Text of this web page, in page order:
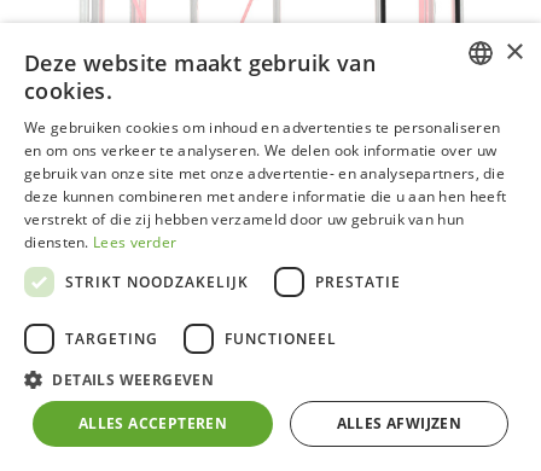
Inzethor zwart
Zorgt ervoor dat jouw serre steeds voldoende verlucht
GERMAN
FRENCH
×
Deze website maakt gebruik van
cookies.
We gebruiken cookies om inhoud en advertenties te personaliseren
en om ons verkeer te analyseren. We delen ook informatie over uw
gebruik van onze site met onze advertentie- en analysepartners, die
deze kunnen combineren met andere informatie die u aan hen heeft
verstrekt of die zij hebben verzameld door uw gebruik van hun
diensten. Lees verder
STRIKT NOODZAKELIJK
PRESTATIE
TARGETING FUNCTIONEEL
DETAILS WEERGEVEN
ALLES ACCEPTEREN ALLES AFWIJZEN